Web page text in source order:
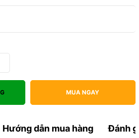
MUA NGAY
Hướng dẫn mua hàng Đánh